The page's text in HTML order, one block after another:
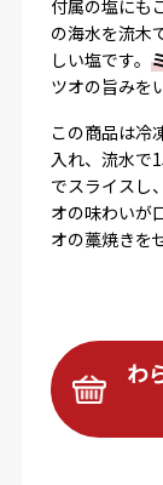
付属の塩にも
の海水を流木
しい塩です。
ツオの旨みを
この商品は冷
入れ、流水で
でスライスし
オの味わいが
オの藁焼きを
わ